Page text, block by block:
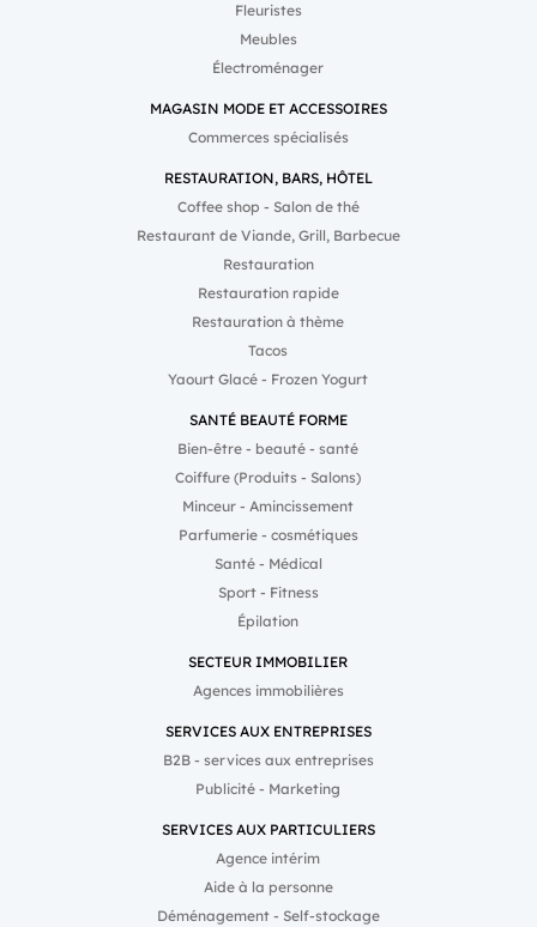
Fleuristes
Meubles
Électroménager
MAGASIN MODE ET ACCESSOIRES
Commerces spécialisés
RESTAURATION, BARS, HÔTEL
Coffee shop - Salon de thé
Restaurant de Viande, Grill, Barbecue
Restauration
Restauration rapide
Restauration à thème
Tacos
Yaourt Glacé - Frozen Yogurt
SANTÉ BEAUTÉ FORME
Bien-être - beauté - santé
Coiffure (Produits - Salons)
Minceur - Amincissement
Parfumerie - cosmétiques
Santé - Médical
Sport - Fitness
Épilation
SECTEUR IMMOBILIER
Agences immobilières
SERVICES AUX ENTREPRISES
B2B - services aux entreprises
Publicité - Marketing
SERVICES AUX PARTICULIERS
Agence intérim
Aide à la personne
Déménagement - Self-stockage